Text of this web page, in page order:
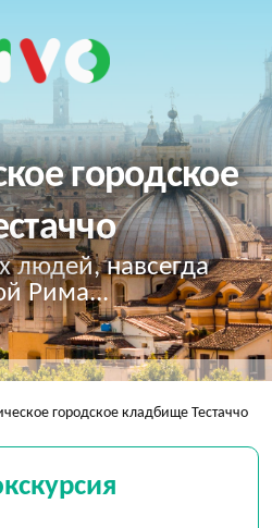
городское
людей, навсегда
Рима...
городское кладбище Тестаччо